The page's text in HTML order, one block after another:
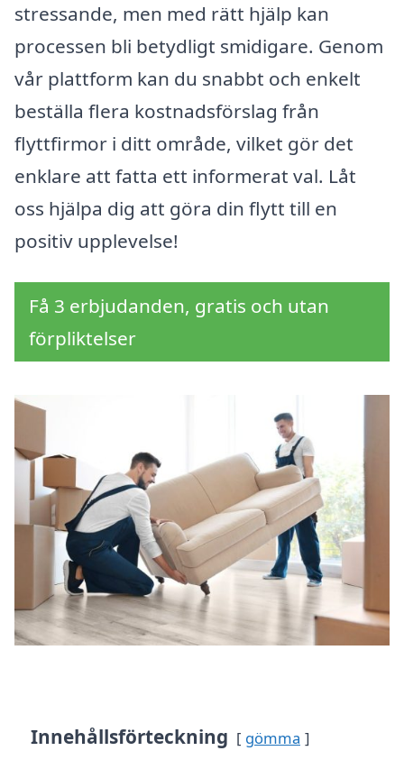
stressande, men med rätt hjälp kan
processen bli betydligt smidigare. Genom
vår plattform kan du snabbt och enkelt
beställa flera kostnadsförslag från
flyttfirmor i ditt område, vilket gör det
enklare att fatta ett informerat val. Låt
oss hjälpa dig att göra din flytt till en
positiv upplevelse!
Få 3 erbjudanden, gratis och utan
förpliktelser
Innehållsförteckning gömma